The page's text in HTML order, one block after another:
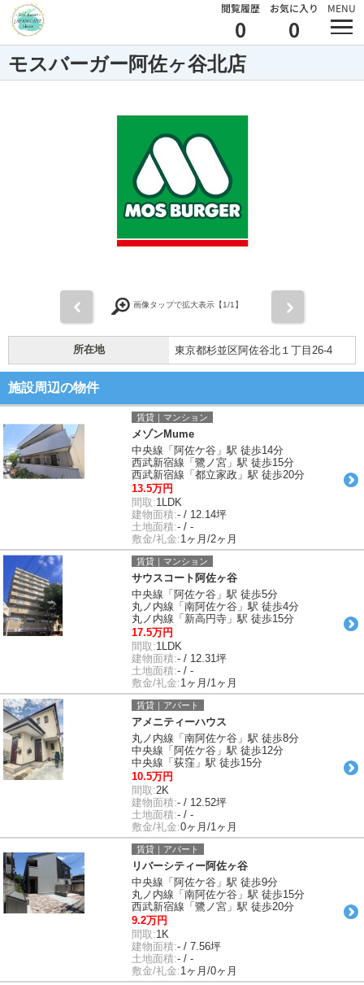
閲覧履歴
0
お気に入り
0
MENU
モスバーガー阿佐ヶ谷北店
画像タップで拡大表示【1/1】
所在地 東京都杉並区阿佐谷北１丁目26-4
施設周辺の物件
賃貸｜マンション
メゾンMume
中央線「阿佐ケ谷」駅 徒歩14分
西武新宿線「鷺ノ宮」駅 徒歩15分
西武新宿線「都立家政」駅 徒歩20分
13.5万円
間取:1LDK
建物面積:- / 12.14坪
土地面積:- / -
敷金/礼金:1ヶ月/2ヶ月
賃貸｜マンション
サウスコート阿佐ヶ谷
中央線「阿佐ケ谷」駅 徒歩5分
丸ノ内線「南阿佐ケ谷」駅 徒歩4分
丸ノ内線「新高円寺」駅 徒歩15分
17.5万円
間取:1LDK
建物面積:- / 12.31坪
土地面積:- / -
敷金/礼金:1ヶ月/1ヶ月
賃貸｜アパート
アメニティーハウス
丸ノ内線「南阿佐ケ谷」駅 徒歩8分
中央線「阿佐ケ谷」駅 徒歩12分
中央線「荻窪」駅 徒歩15分
10.5万円
間取:2K
建物面積:- / 12.52坪
土地面積:- / -
敷金/礼金:0ヶ月/1ヶ月
賃貸｜アパート
リバーシティー阿佐ヶ谷
中央線「阿佐ケ谷」駅 徒歩9分
丸ノ内線「南阿佐ケ谷」駅 徒歩15分
西武新宿線「鷺ノ宮」駅 徒歩20分
9.2万円
間取:1K
建物面積:- / 7.56坪
土地面積:- / -
敷金/礼金:1ヶ月/0ヶ月